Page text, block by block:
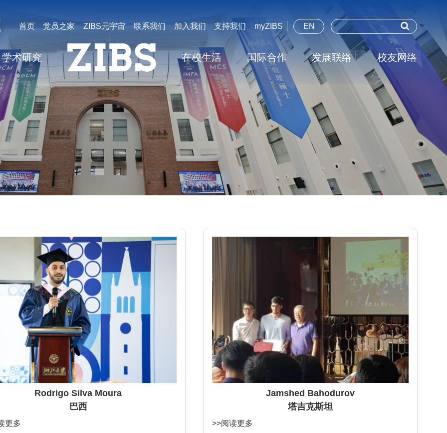
首页 党员之家 ZIBS元宇宙 联系我们 加入我们 支持我们 myZIBS EN
学术研究 在校生活 国际合作 发展联络 校友网络
Rodrigo Silva Moura
巴西
更多
Jamshed Bahodurov
塔吉克斯坦
>>阅读更多